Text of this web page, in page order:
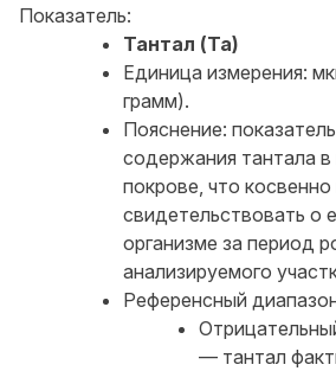
Показатель:
Тантал (Ta)
Единица измерения:
грамм).
Пояснение:
содержания тантала
покрове, что
свидетельствовать о
организме за период
анализируемого
Референсный
— тантал